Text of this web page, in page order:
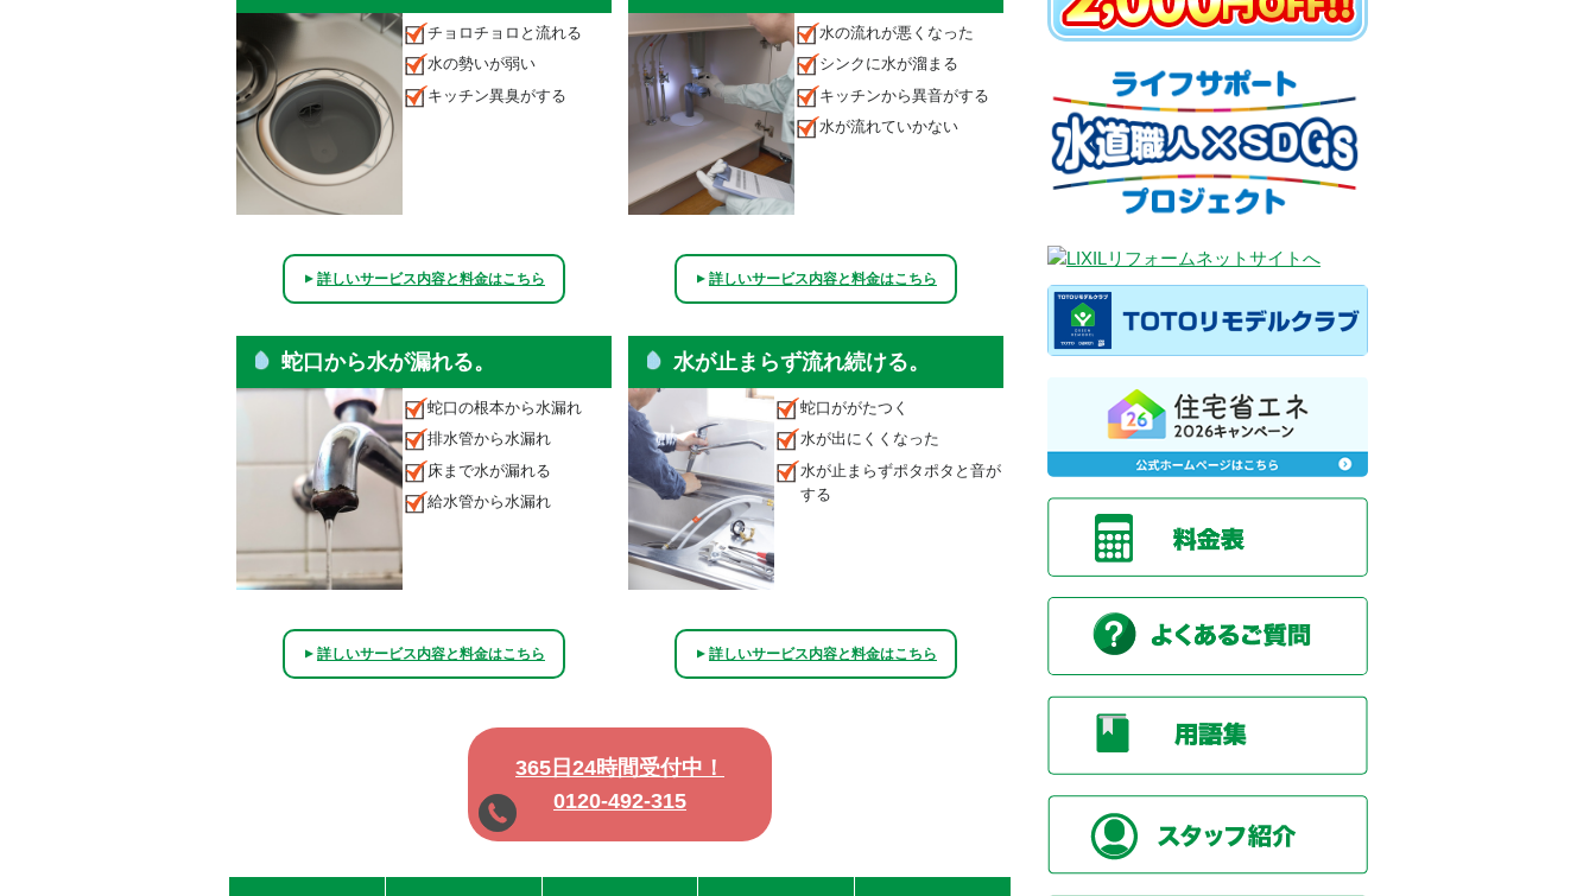
チョロチョロと流れる
水の勢いが弱い
キッチン異臭がする
▲詳しいサービス内容と料金はこちら
水の流れが悪くなった
シンクに水が溜まる
キッチンから異音がする
水が流れていかない
▲詳しいサービス内容と料金はこちら
蛇口から水が漏れる。
蛇口の根本から水漏れ
排水管から水漏れ
床まで水が漏れる
給水管から水漏れ
▲詳しいサービス内容と料金はこちら
水が止まらず流れ続ける。
蛇口ががたつく
水が出にくくなった
水が止まらずポタポタと音が
する
▲詳しいサービス内容と料金はこちら
365日24時間受付中！
0120-492-315